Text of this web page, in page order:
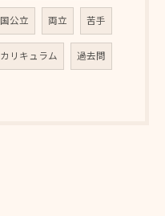
国公立 両立 苦手
カリキュラム 過去問